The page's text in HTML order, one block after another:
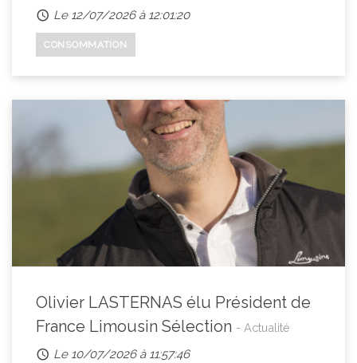
Le 12/07/2026 à 12:01:20
CONSOMMATION
Olivier LASTERNAS élu Président de
France Limousin Sélection - Actualité
Le 10/07/2026 à 11:57:46